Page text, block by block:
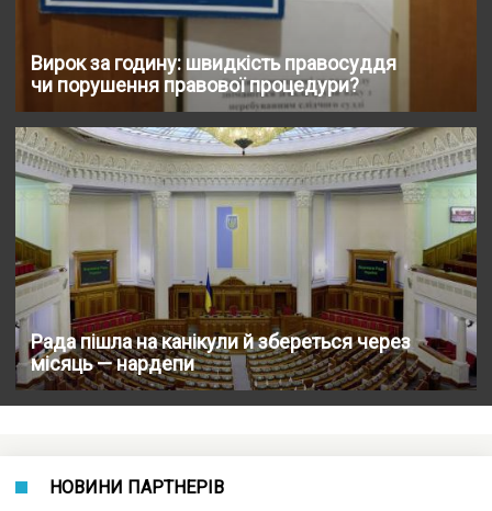
Вирок за годину: швидкість правосуддя
чи порушення правової процедури?
Рада пішла на канікули й збереться через
місяць — нардепи
НОВИНИ ПАРТНЕРІВ